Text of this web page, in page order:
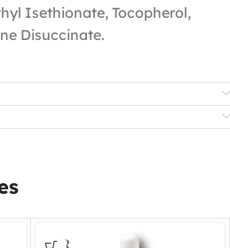
Isethionate, Tocopherol,
Disuccinate.